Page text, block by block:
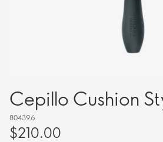
Cepillo Cushion
804396
$210.00